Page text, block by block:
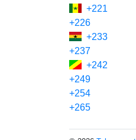
+221
+226
+233
+237
+242
+249
+254
+265